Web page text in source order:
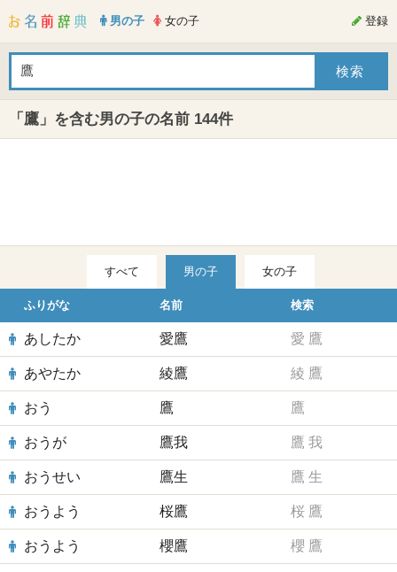
男の子 女の子 登録
「鷹」を含む男の子の名前 144件
すべて 男の子 女の子
ふりがな 名前 検索
あしたか 愛鷹 愛 鷹
あやたか 綾鷹 綾 鷹
おう 鷹 鷹
おうが 鷹我 鷹 我
おうせい 鷹生 鷹 生
おうよう 桜鷹 桜 鷹
おうよう 櫻鷹 櫻 鷹